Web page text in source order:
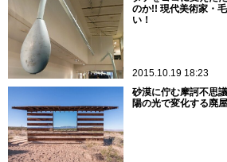
のか!! 現代美術家・
い！
2015.10.19 18:23
砂漠に佇む摩訶不思
陽の光で変化する廃屋